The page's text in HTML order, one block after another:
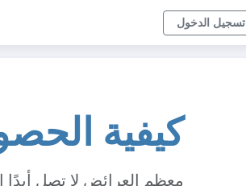
تسجيل الدخول
كيفية الحصول